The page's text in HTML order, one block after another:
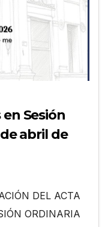
Sesión
abril de
DEL ACTA
ORDINARIA